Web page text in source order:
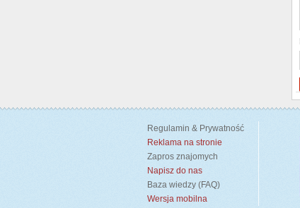
Regulamin & Prywatność
Reklama na stronie
Zapros znajomych
Napisz do nas
Baza wiedzy (FAQ)
Wersja mobilna